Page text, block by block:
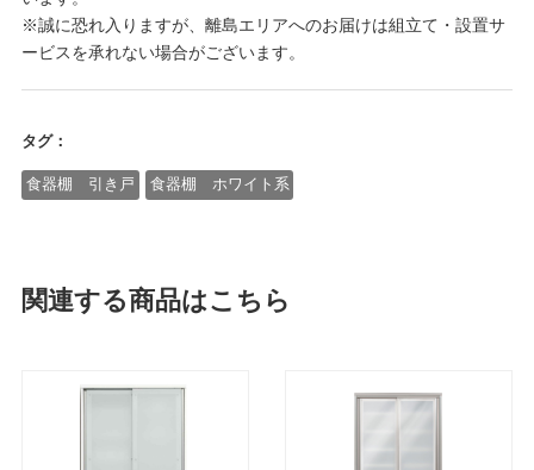
※誠に恐れ入りますが、離島エリアへのお届けは組立て・設置サ
ービスを承れない場合がございます。
タグ：
食器棚 引き戸 食器棚 ホワイト系
関連する商品はこちら